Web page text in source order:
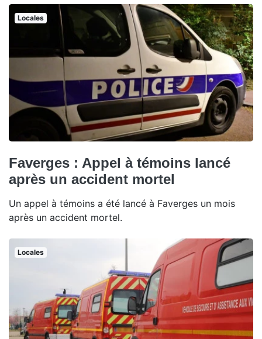
Locales
Faverges : Appel à témoins lancé
après un accident mortel
Un appel à témoins a été lancé à Faverges un mois
après un accident mortel.
Locales